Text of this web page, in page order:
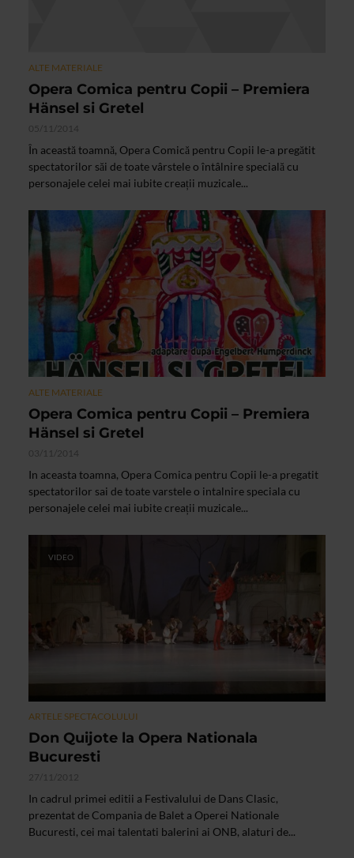
ALTE MATERIALE
Opera Comica pentru Copii – Premiera
Hänsel si Gretel
05/11/2014
În această toamnă, Opera Comică pentru Copii le-a pregătit
spectatorilor săi de toate vârstele o întâlnire specială cu
personajele celei mai iubite creații muzicale...
ALTE MATERIALE
Opera Comica pentru Copii – Premiera
Hänsel si Gretel
03/11/2014
In aceasta toamna, Opera Comica pentru Copii le-a pregatit
spectatorilor sai de toate varstele o intalnire speciala cu
personajele celei mai iubite creații muzicale...
VIDEO
ARTELE SPECTACOLULUI
Don Quijote la Opera Nationala
Bucuresti
27/11/2012
In cadrul primei editii a Festivalului de Dans Clasic,
prezentat de Compania de Balet a Operei Nationale
Bucuresti, cei mai talentati balerini ai ONB, alaturi de...